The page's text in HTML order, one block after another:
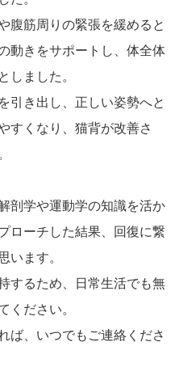
腹筋周りの緊張を緩めると
動きをサポートし、体全体
しました。
引き出し、正しい姿勢へと
すくなり、猫背が改善さ
剖学や運動学の知識を活か
ローチした結果、回復に繋
います。
するため、日常生活でも無
ください。
ば、いつでもご連絡くださ